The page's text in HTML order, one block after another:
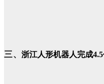
三、浙江人形机器人完成